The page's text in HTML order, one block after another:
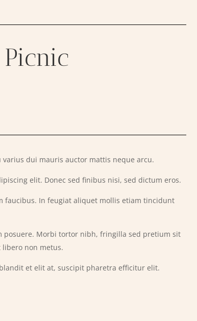
dui mauris auctor mattis neque arcu.
elit. Donec sed finibus nisi, sed dictum eros.
faucibus. In feugiat aliquet mollis etiam tincidunt
posuere. Morbi tortor nibh, fringilla sed pretium sit
non metus.
et elit at, suscipit pharetra efficitur elit.